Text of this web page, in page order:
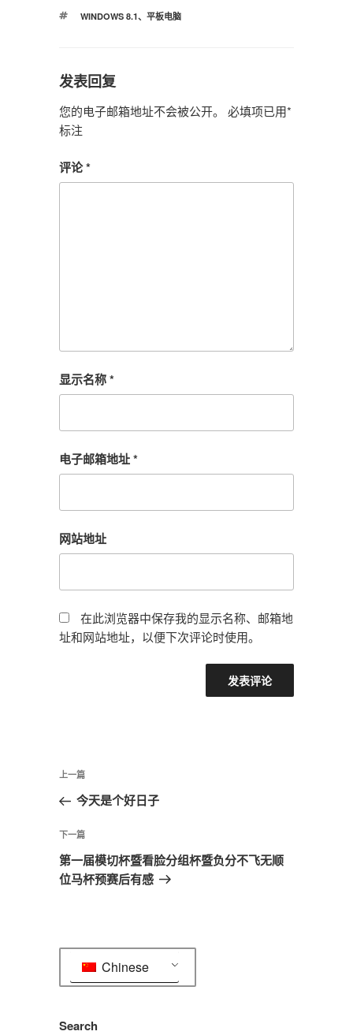
标
WINDOWS 8.1、平板电脑
发表回复
您的电子邮箱地址不会被公开。 必填项已用*
标注
评论*
显示名称*
电子邮箱地址*
网站地址
在此浏览器中保存我的显示名称、邮箱地
址和网站地址，以便下次评论时使用。
文
导
航
上
一
文
章
上一篇
今天是个好日子
下
一
篇
下一篇
第一届模切杯暨看脸分组杯暨负分不飞无顺
位马杯预赛后有感
Chinese
Search